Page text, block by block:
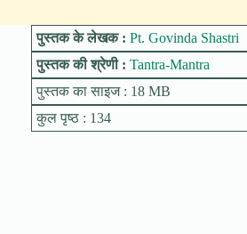
पुस्तक के लेखक : Pt. Govinda Shastri
पुस्तक की श्रेणी : Tantra-Mantra
पुस्तक का साइज : 18 MB
कुल पृष्ठ : 134